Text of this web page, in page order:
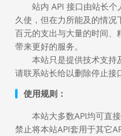
站内 API 接口由站长
久使，但在力所能及的情
百元的支出与大量的时间、
带来更好的服务。
本站只是提供技术支持
请联系站长给以删除停止接
使用规则：
本站大多数API均可直
禁止将本站API套用于其它